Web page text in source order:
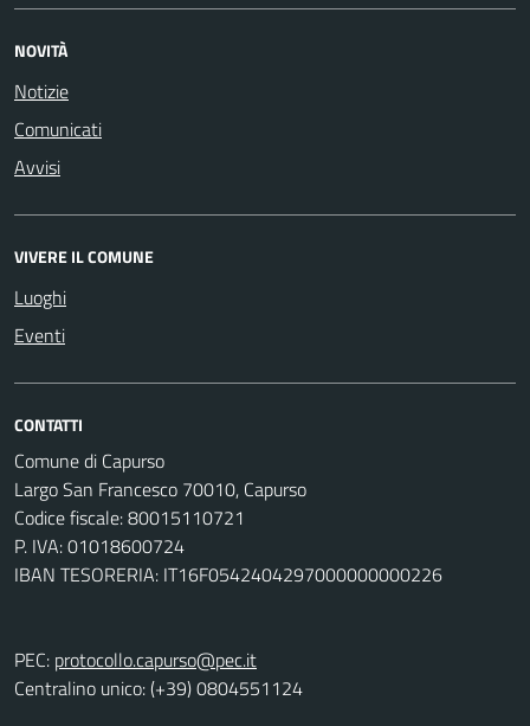
NOVITÀ
Notizie
Comunicati
Avvisi
VIVERE IL COMUNE
Luoghi
Eventi
CONTATTI
Comune di Capurso
Largo San Francesco 70010, Capurso
Codice fiscale: 80015110721
P. IVA: 01018600724
IBAN TESORERIA: IT16F0542404297000000000226
PEC: protocollo.capurso@pec.it
Centralino unico: (+39) 0804551124